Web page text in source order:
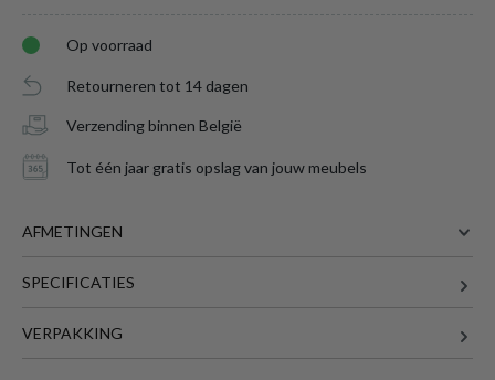
Op voorraad
Retourneren tot 14 dagen
Verzending binnen België
Tot één jaar gratis opslag van jouw meubels
AFMETINGEN
DIEPTE
HOOGTE 185 cm
SPECIFICATIES
VERPAKKINGBoekenrek BOKSKAP Wild Assym. Oak B77
is toegevoegd aan je winkelmandje